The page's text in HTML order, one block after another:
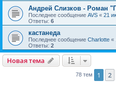
Андрей Слизков - Роман
Последнее сообщение AVS « 21
Ответы: 6
кастанеда
Последнее сообщение Charlotte «
Ответы: 2
Новая тема
78 тем 1 2